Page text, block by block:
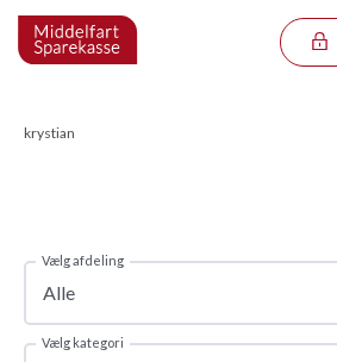
krystian
Vælg afdeling
Alle
Vælg kategori